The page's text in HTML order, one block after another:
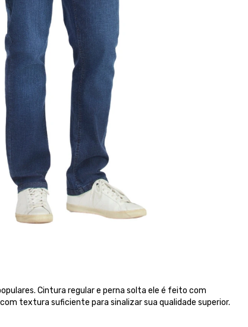
Cintura regular e perna solta ele é feito com
textura suficiente para sinalizar sua qualidade superior.